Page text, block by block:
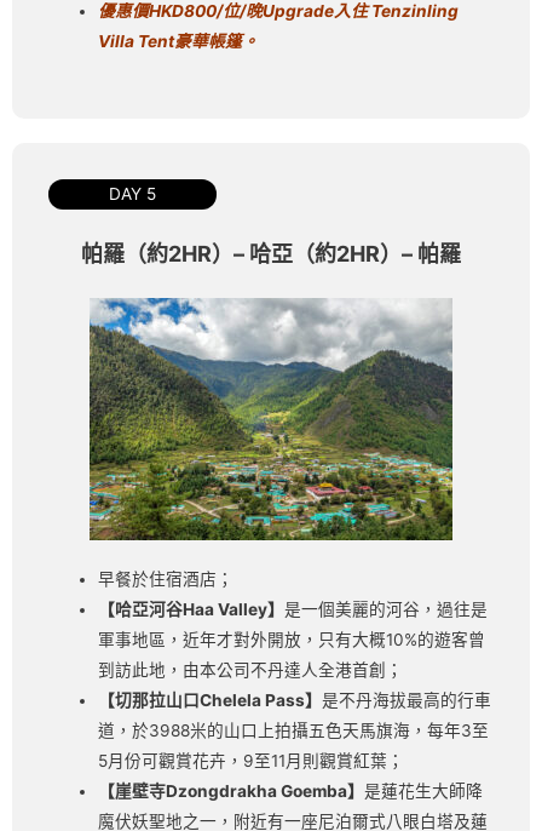
優惠價HKD800/位/晚Upgrade入住Tenzinling
Villa Tent豪華帳篷。
DAY 5
帕羅（約2HR）– 哈亞（約2HR）– 帕羅
早餐於住宿酒店；
【哈亞河谷Haa Valley】是一個美麗的河谷，過往是
軍事地區，近年才對外開放，只有大概10%的遊客曾
到訪此地，由本公司不丹達人全港首創；
【切那拉山口Chelela Pass】是不丹海拔最高的行車
道，於3988米的山口上拍攝五色天馬旗海，每年3至
5月份可觀賞花卉，9至11月則觀賞紅葉；
【崖壁寺Dzongdrakha Goemba】是蓮花生大師降
魔伏妖聖地之一，附近有一座尼泊爾式八眼白塔及蓮